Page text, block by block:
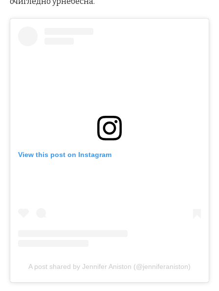
View this post on Instagram
A post shared by Jennifer Aniston (@jenniferaniston)